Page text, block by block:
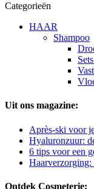
Categorieën
HAAR
Shampoo
Uit ons magazine:
Après-ski voor
Hyaluronzuur:
6 tips voor een
Haarverzorging:
Ontdek Cosmeterie: